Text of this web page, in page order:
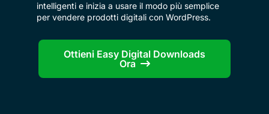
intelligenti e inizia a usare il modo più semplice
per vendere prodotti digitali con WordPress.
Ottieni Easy Digital Downloads
Ora